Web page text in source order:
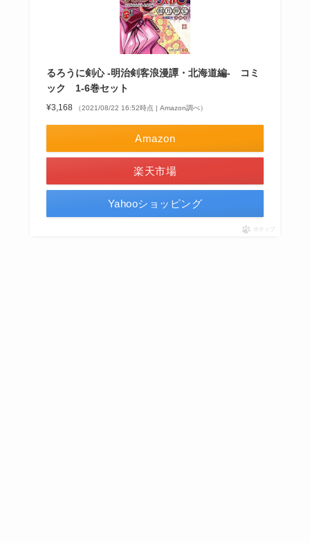
るろうに剣心 -明治剣客浪漫譚・北海道編- コミ
ック 1-6巻セット
¥3,168 （2021/08/22 16:52時点 | Amazon調べ）
Amazon
楽天市場
Yahooショッピング
ポチップ